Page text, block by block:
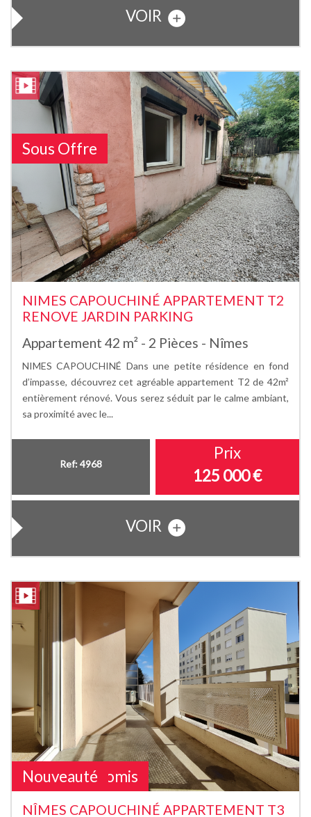
VOIR
Sous Offre
NIMES CAPOUCHINÉ APPARTEMENT T2
RENOVE JARDIN PARKING
Appartement 42 m² - 2 Pièces - Nîmes
NIMES CAPOUCHINÉ Dans une petite résidence en fond
d’impasse, découvrez cet agréable appartement T2 de 42m²
entièrement rénové. Vous serez séduit par le calme ambiant,
sa proximité avec le...
Ref: 4968
Prix
125 000€
VOIR
Sous Compromis
Nouveauté
NÎMES CAPOUCHINÉ APPARTEMENT T3